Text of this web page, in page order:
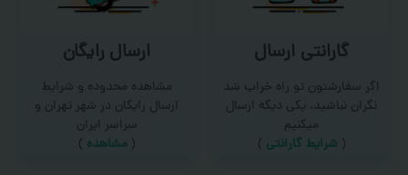
گارانتی ارسال
اگر سفارشتون تو راه خراب شد
نگران نباشید، یکی دیگه ارسال
میکنیم
( شرایط گارانتی )
ارسال رایگان
مشاهده محدوده و شرایط
ارسال رایگان در شهر تهران و
سراسر ایران
(مشاهده )